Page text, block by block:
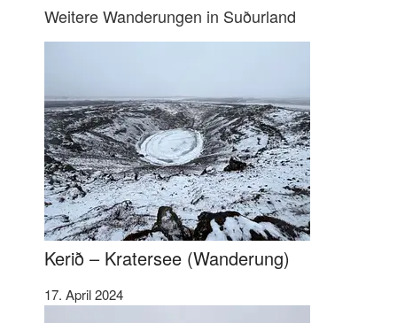
Weitere Wanderungen in Suðurland
Kerið – Kratersee (Wanderung)
17. April 2024